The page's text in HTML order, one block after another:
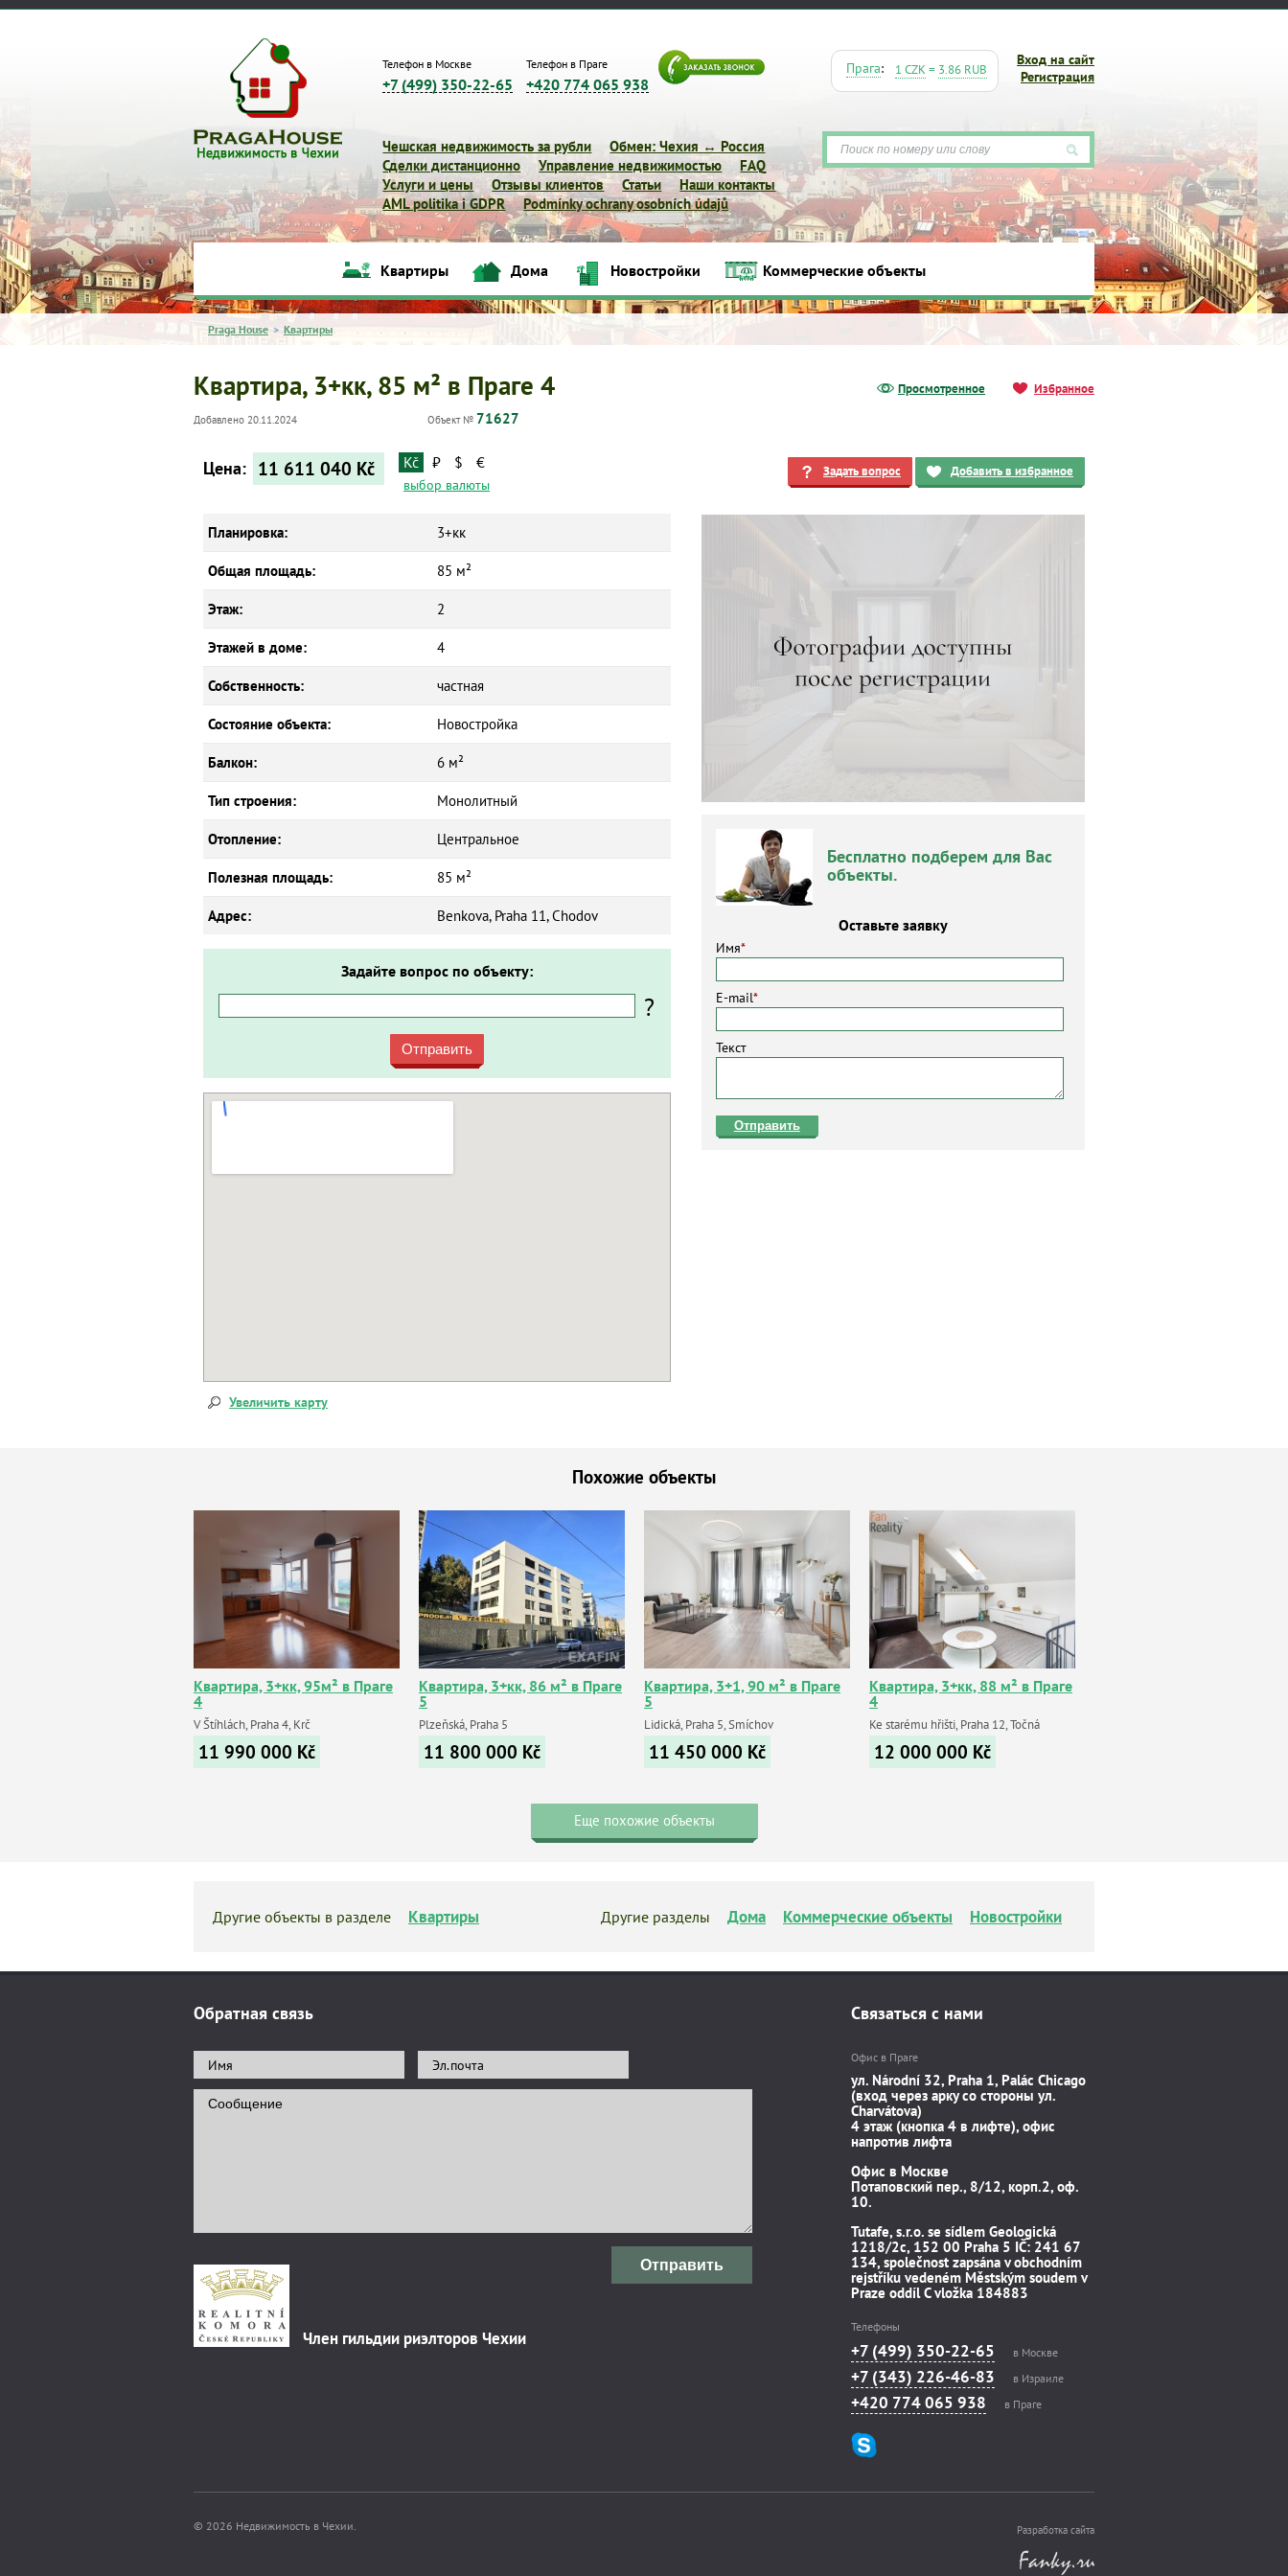
Телефон в Москве
+7 (499) 350-22-65
Телефон в Праге
+420 774 065 938
Вход на сайт
Регистрация
Прага: 1 CZK= 3.86 RUB
Чешская недвижимость за рубли
Обмен: Чехия ↔ Россия
Сделки дистанционно
Управление недвижимостью
FAQ
Услуги и цены
Отзывы клиентов Статьи
Наши контакты
AML politika i GDPR
Podmínky ochrany osobních údajů
Квартиры Дома Новостройки Коммерческие объекты
Квартиры Дома Новостройки Коммерческие объекты
Praga House > Квартиры
Просмотренное Избранное
Квартира, 3+кк, 85 м² в Праге 4
Добавлено 20.11.2024 Объект № 71627
Задать вопрос Добавить в избранное
Бесплатно подберем для Вас
объекты.
Оставьте заявку
Имя*
E-mail*
Текст
Отправить
Цена: 11 611 040 Kč Kč ₽ $ €
выбор валюты
Планировка: 3+кк
Общая площадь: 85 м²
Этаж: 2
Этажей в доме: 4
Собственность: частная
Состояние объекта: Новостройка
Балкон: 6 м²
Тип строения: Монолитный
Отопление: Центральное
Полезная площадь: 85 м²
Адрес: Benkova, Praha 11, Chodov
Задайте вопрос по объекту:
?
Отправить
Увеличить карту
Похожие объекты
Квартира, 3+кк, 95м² в Праге
4
V Štíhlách, Praha 4, Krč
11 990 000 Kč
Квартира, 3+кк, 86 м² в Праге
5
Plzeňská, Praha 5
11 800 000 Kč
Квартира, 3+1, 90 м² в Праге
5
Lidická, Praha 5, Smíchov
11 450 000 Kč
Квартира, 3+кк, 88 м² в Праге
4
Ke starému hřišti, Praha 12, Točná
12 000 000 Kč
Еще похожие объекты
Другие объекты в разделе Квартиры Другие разделы Дома Коммерческие объекты Новостройки
Обратная связь
Отправить
Член гильдии риэлторов Чехии
Связаться с нами
Офис в Праге
ул. Národní 32, Praha 1, Palác Chicago
(вход через арку со стороны ул.
Charvátova)
4 этаж (кнопка 4 в лифте), офис
напротив лифта
Офис в Москве
Потаповский пер., 8/12, корп.2, оф.
10.
Tutafe, s.r.o. se sídlem Geologická
1218/2c, 152 00 Praha 5 IČ: 241 67
134, společnost zapsána v obchodním
rejstříku vedeném Městským soudem v
Praze oddíl C vložka 184883
Телефоны
+7 (499) 350-22-65 в Москве
+7 (343) 226-46-83 в Израиле
+420 774 065 938 в Праге
© 2026 Недвижимость в Чехии. Разработка сайта